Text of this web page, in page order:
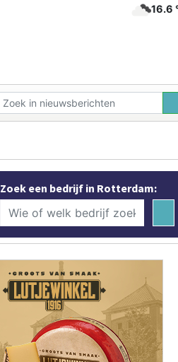
Zoek een bedrijf in Rotterdam: